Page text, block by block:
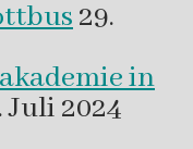
29.
in
Juli 2024